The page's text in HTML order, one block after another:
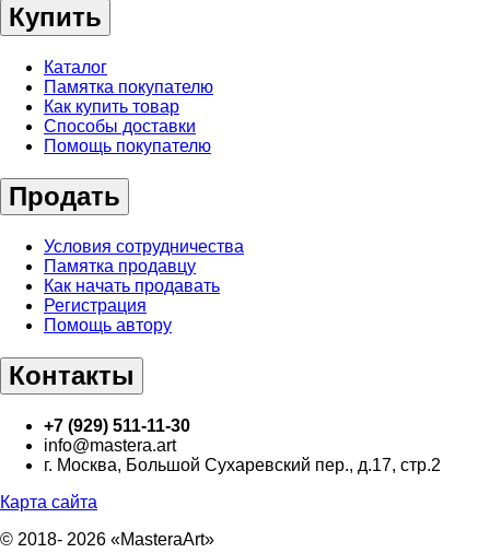
Купить
Каталог
Памятка покупателю
Как купить товар
Способы доставки
Помощь покупателю
Продать
Условия сотрудничества
Памятка продавцу
Как начать продавать
Регистрация
Помощь автору
Контакты
+7 (929) 511-11-30
info@mastera.art
г. Москва, Большой Сухаревский пер., д.17, стр.2
Карта сайта
© 2018- 2026 «MasteraArt»